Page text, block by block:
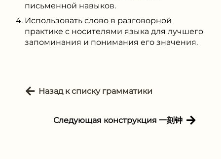
письменной навыков.
Использовать слово в разговорной
практике с носителями языка для лучшего
запоминания и понимания его значения.
Назад к списку грамматики
Следующая конструкция ⼀刻钟